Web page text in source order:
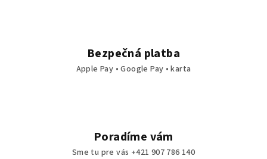
Bezpečná platba
Apple Pay • Google Pay • karta
Poradíme vám
Sme tu pre vás +421 907 786 140